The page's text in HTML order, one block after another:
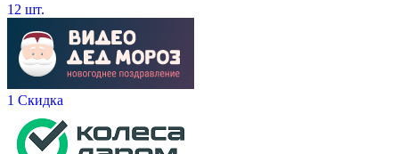
12 шт.
1 Скидка